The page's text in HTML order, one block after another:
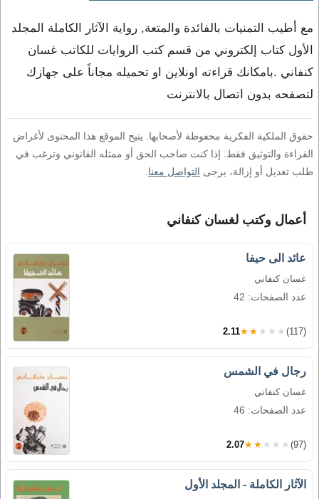
مع أطيب التمنيات بالفائدة والمتعة, رواية الآثار الكاملة المجلد
الأول كتاب إلكتروني من قسم كتب الروايات للكاتب غسان
كنفاني .بامكانك قراءته اونلاين او تحميله مجاناً على جهازك
لتصفحه بدون اتصال بالانترنت
حقوق الملكية الفكرية محفوظة لأصحابها. يتيح الموقع هذا المحتوى لأغراض
القراءة والتوثيق فقط. إذا كنت صاحب الحق أو ممثله القانوني وترغب في
طلب تعديل أو إزالة، يرجى التواصل معنا
أعمال وكتب لغسان كنفاني
عائد الى حيفا
غسان كنفاني
عدد الصفحات: 42
2.11★★★★★ (117)
رجال في الشمس
غسان كنفاني
عدد الصفحات: 46
2.07★★★★★ (97)
الآثار الكاملة - المجلد الأول